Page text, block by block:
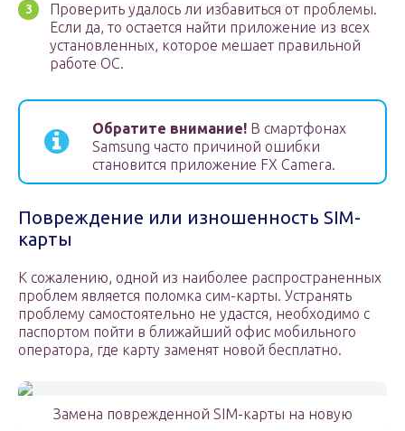
Проверить удалось ли избавиться от проблемы.
Если да, то остается найти приложение из всех
установленных, которое мешает правильной
работе ОС.
Обратите внимание! В смартфонах
Samsung часто причиной ошибки
становится приложение FX Camera.
Повреждение или изношенность SIM-
карты
К сожалению, одной из наиболее распространенных
проблем является поломка сим-карты. Устранять
проблему самостоятельно не удастся, необходимо с
паспортом пойти в ближайший офис мобильного
оператора, где карту заменят новой бесплатно.
Замена поврежденной SIM-карты на новую